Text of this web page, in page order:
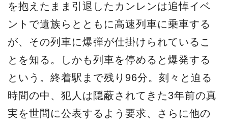
を抱えたまま引退したカンレンは追悼イベ
ントで遺族らとともに高速列車に乗車する
が、その列車に爆弾が仕掛けられているこ
とを知る。しかも列車を停めると爆発する
という。終着駅まで残り96分。刻々と迫る
時間の中、犯人は隠蔽されてきた3年前の真
実を世間に公表するよう要求、さらに他の